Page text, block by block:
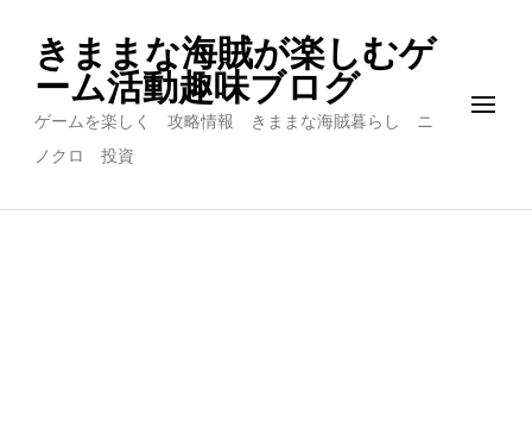
きままな海賊が楽しむゲ
ーム活動趣味ブログ
ゲームを楽しく 攻略情報 きままな海賊暮らし ニ
ノクロ 投資